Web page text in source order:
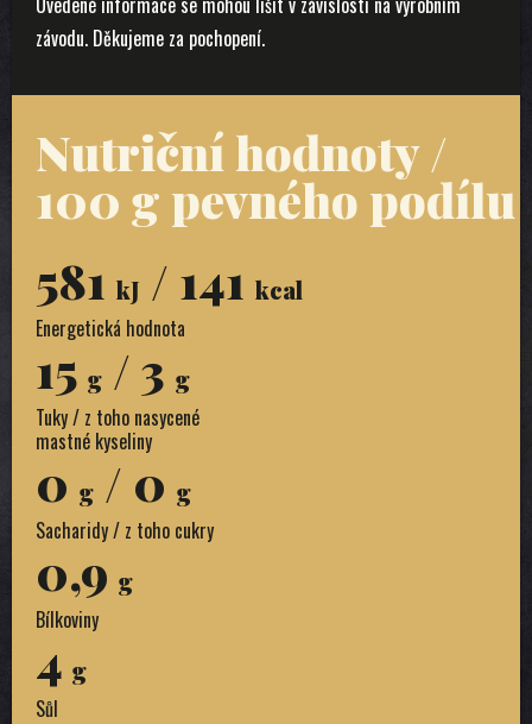
závodu. Děkujeme za pochopení.
Nutriční hodnoty /
100 g pevného podílu
581 kJ / 141 kcal
Energetická hodnota
15 g / 3 g
Tuky / z toho nasycené
mastné kyseliny
0 g / 0 g
Sacharidy / z toho cukry
0,9 g
Bílkoviny
4 g
Sůl